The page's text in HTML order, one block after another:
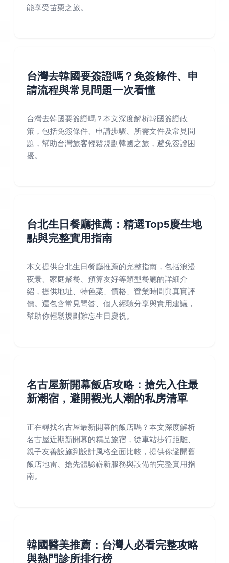
能享受苗栗之旅。
台灣去韓國要簽證嗎？免簽條件、申
請流程與常見問題一次看懂
台灣去韓國要簽證嗎？本文深度解析韓國簽證政
策，包括免簽條件、申請步驟、所需文件及常見問
題，幫助台灣旅客輕鬆規劃韓國之旅，避免簽證困
擾。
台北生日餐廳推薦：精選Top5慶生地
點與完整實用指南
本文提供台北生日餐廳推薦的完整指南，包括浪漫
夜景、家庭聚餐、預算友好等類型餐廳的詳細介
紹，提供地址、特色菜、價格、營業時間與真實評
價。還包含常見問答、個人經驗分享與實用建議，
幫助你輕鬆規劃難忘生日慶祝。
名古屋新開幕飯店攻略：搶先入住最
新潮宿，避開觀光人潮的私房清單
正在尋找名古屋最新開幕的飯店嗎？本文深度解析
名古屋近期新開幕的精品旅宿，從車站步行距離、
親子友善設施到設計風格全面比較，提供你避開舊
飯店地雷、搶先體驗嶄新服務與設備的完整實用指
南。
韓國醫美推薦：台灣人必看完整攻略
與熱門診所排行榜